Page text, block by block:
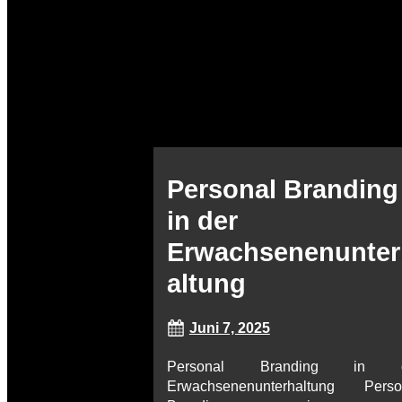
Personal Branding
in der
altung
Juni 7, 2025
Personal Branding in
Erwachsenenunterhaltung